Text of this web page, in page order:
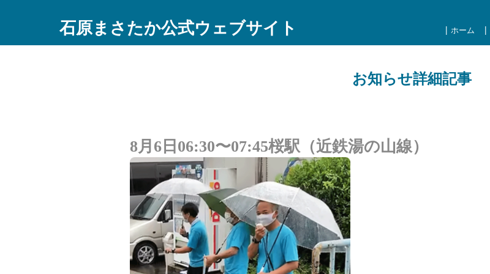
石原まさたか公式ウェブサイト ホーム
お知らせ詳細記事
8月6日06:30〜07:45桜駅（近鉄湯の山線）